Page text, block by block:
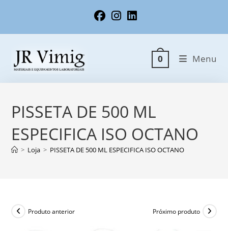
0 Menu
PISSETA DE 500 ML
ESPECIFICA ISO OCTANO
> Loja > PISSETA DE 500 ML ESPECIFICA ISO OCTANO
Produto anterior Próximo produto